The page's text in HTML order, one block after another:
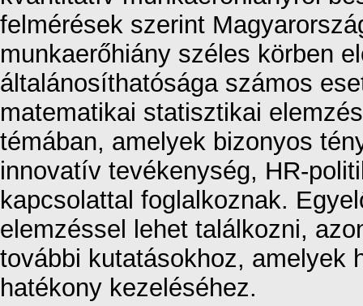
felmérések szerint
munkaerőhiány széles körben
általánosíthatósága számos
matematikai statisztikai
témában, amelyek bizonyos
innovatív tevékenység, HR-
kapcsolattal foglalkoznak.
elemzéssel lehet találkozni,
további kutatásokhoz, amelyek
hatékony kezeléséhez.